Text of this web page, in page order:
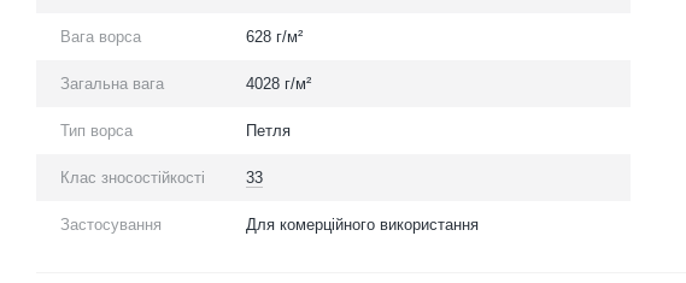
Вага ворса 628 г/м²
Загальна вага 4028 г/м²
Тип ворса Петля
Клас зносостійкості 33
Застосування Для комерційного використання